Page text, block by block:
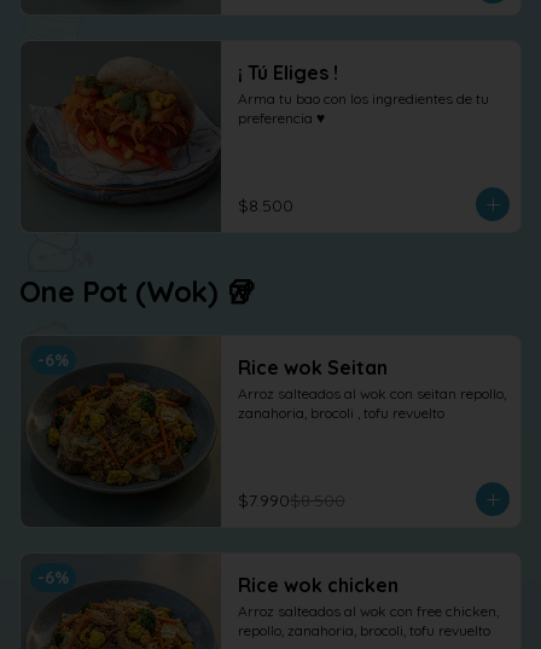
¡ Tú Eliges !
Arma tu bao con los ingredientes de tu
preferencia ♥
$8.500
One Pot (Wok) 🥡
-6% Rice wok Seitan
Arroz salteados al wok con seitan repollo,
zanahoria, brocoli , tofu revuelto
$7.990$8.500
-6% Rice wok chicken
Arroz salteados al wok con free chicken,
repollo, zanahoria, brocoli, tofu revuelto